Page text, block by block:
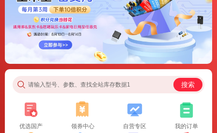
请输入型号、参数、查找全站库存数据1 搜索
优选国产 领券中心 自营专区 我的订单